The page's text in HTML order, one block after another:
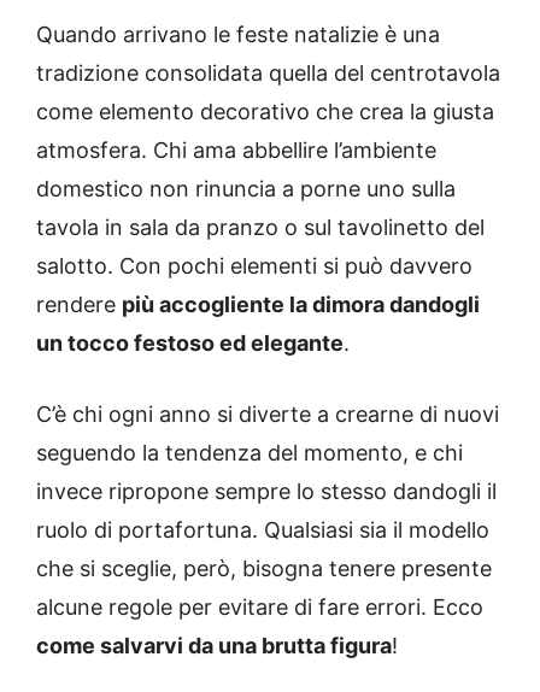
Quando arrivano le feste natalizie è una
tradizione consolidata quella del centrotavola
come elemento decorativo che crea la giusta
atmosfera. Chi ama abbellire l’ambiente
domestico non rinuncia a porne uno sulla
tavola in sala da pranzo o sul tavolinetto del
salotto. Con pochi elementi si può davvero
rendere più accogliente la dimora dandogli
un tocco festoso ed elegante.
C’è chi ogni anno si diverte a crearne di nuovi
seguendo la tendenza del momento, e chi
invece ripropone sempre lo stesso dandogli il
ruolo di portafortuna. Qualsiasi sia il modello
che si sceglie, però, bisogna tenere presente
alcune regole per evitare di fare errori. Ecco
come salvarvi da una brutta figura!